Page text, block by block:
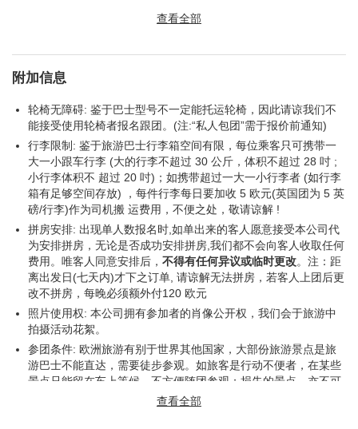
$322 / CHF259.80
布罗克
凯雅巧克力工厂 (自费)
$22 / CHF17 $22 / CHF17
格吕耶尔
格吕耶尔城堡 (自费)
$17 / CHF13
格吕耶尔奶酪屋 (自费)
查看全部
附加信息
轮椅无障碍: 鉴于巴士型号不一定能托运轮椅，因此请谅我们不
能接受使用轮椅者报名跟团。(注:“私人包团”需于报价前通知)
行李限制: 鉴于旅游巴士行李箱空间有限，每位乘客只可携带一
大一小跟车行李 (大的行李不超过 30 公斤，体积不超过 28 吋 ;
小行李体积不 超过 20 吋)；如携带超过一大一小行李者 (如行李
箱有足够空间存放) ，每件行李每日要加收 5 欧元(英国团为 5 英
磅/行李)作为司机搬 运费用，不便之处，敬请谅解 !
拼房安排: 出现单人数报名时,如单出来的客人愿意接受本公司代
为安排拼房，无论是否成功安排拼房,我们都不会向客人收取任何
费用。唯客人同意安排后， 不得有任何异议或临时更改。注：距
离出发日(七天内)才下之订单, 请谅解无法拼房，若客人上团后更
改不拼房，每晚必须额外付120 欧元
照片使用权: 本公司拥有参加者的肖像公开权，我们会于旅游中
拍摄活动花絮。
参团条件: 欧洲旅游有别于世界其他国家，大部份旅游景点是旅
游巴士不能直达，需要徒步参观。如旅客是行动不便者，在某些
景点只能留在车上等候，不方便随团参观；损失的景点，亦不可
以以此借口要求赔偿退款；参团前敬请留意及三思，一经报名落
查看全部